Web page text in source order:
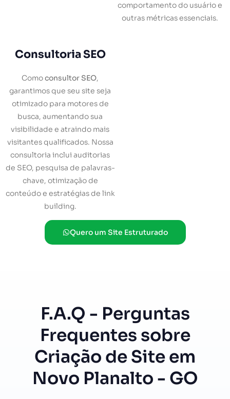
comportamento do usuário e
outras métricas essenciais.
Consultoria SEO
Comoconsultor SEO,
garantimos que seu site seja
otimizado para motores de
busca, aumentando sua
visibilidade e atraindo mais
visitantes qualificados. Nossa
consultoria inclui auditorias
de SEO, pesquisa de palavras-
chave, otimização de
conteúdo e estratégias de link
building.
Quero um Site Estruturado
F.A.Q - Perguntas
Frequentes sobre
Criação de Site em
Novo Planalto - GO